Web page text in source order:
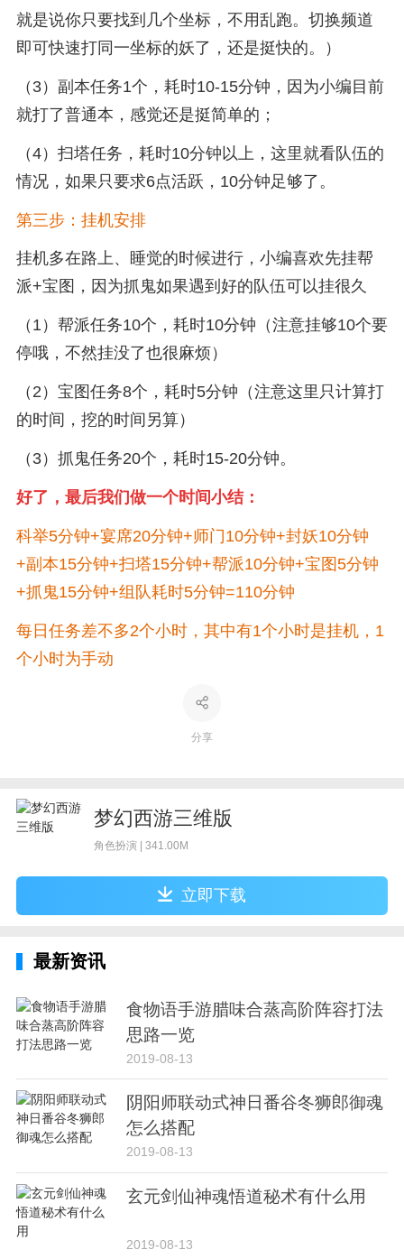
就是说你只要找到几个坐标，不用乱跑。切换频道
即可快速打同一坐标的妖了，还是挺快的。）
（3）副本任务1个，耗时10-15分钟，因为小编目前
就打了普通本，感觉还是挺简单的；
（4）扫塔任务，耗时10分钟以上，这里就看队伍的
情况，如果只要求6点活跃，10分钟足够了。
第三步：挂机安排
挂机多在路上、睡觉的时候进行，小编喜欢先挂帮
派+宝图，因为抓鬼如果遇到好的队伍可以挂很久
（1）帮派任务10个，耗时10分钟（注意挂够10个要
停哦，不然挂没了也很麻烦）
（2）宝图任务8个，耗时5分钟（注意这里只计算打
的时间，挖的时间另算）
（3）抓鬼任务20个，耗时15-20分钟。
好了，最后我们做一个时间小结：
科举5分钟+宴席20分钟+师门10分钟+封妖10分钟
+副本15分钟+扫塔15分钟+帮派10分钟+宝图5分钟
+抓鬼15分钟+组队耗时5分钟=110分钟
每日任务差不多2个小时，其中有1个小时是挂机，1
个小时为手动
分享
梦幻西游三维版
角色扮演 | 341.00M
立即下载
最新资讯
食物语手游腊味合蒸高阶阵容打法
思路一览
2019-08-13
阴阳师联动式神日番谷冬狮郎御魂
怎么搭配
2019-08-13
玄元剑仙神魂悟道秘术有什么用
2019-08-13